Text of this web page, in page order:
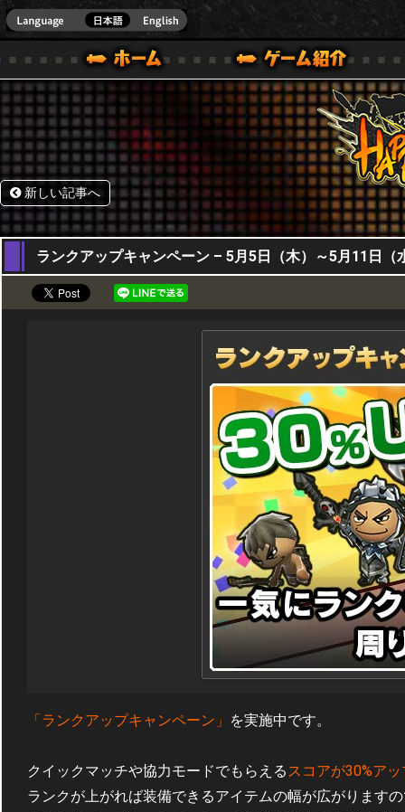
ONE VER.]
ガイド
ル｜HAPPY WARS(ハッピーウォーズ)公式サイト [ XBOX 360,XBOX ONE VER.]
サポート | HAPPY WARS(ハッピーウォーズ)公式サイ
新しい記事へ
05,05,2016
ランクアップキャンペーン – 5月5日（木）～5月11日（
「ランクアップキャンペーン」 を実施中です。
クイックマッチや協力モードでもらえるスコアが30%アッ
ランクが上がれば装備できるアイテムの幅が広がります